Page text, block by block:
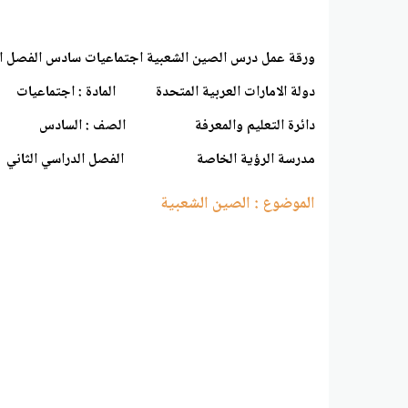
ورقة عمل درس الصين الشعبية اجتماعيات سادس الفصل
دولة الامارات العربية المتحدة المادة : اجتماعيات
دائرة التعليم والمعرفة الصف : السادس
مدرسة الرؤية الخاصة الفصل الدراسي الثاني
الموضوع : الصين الشعبية